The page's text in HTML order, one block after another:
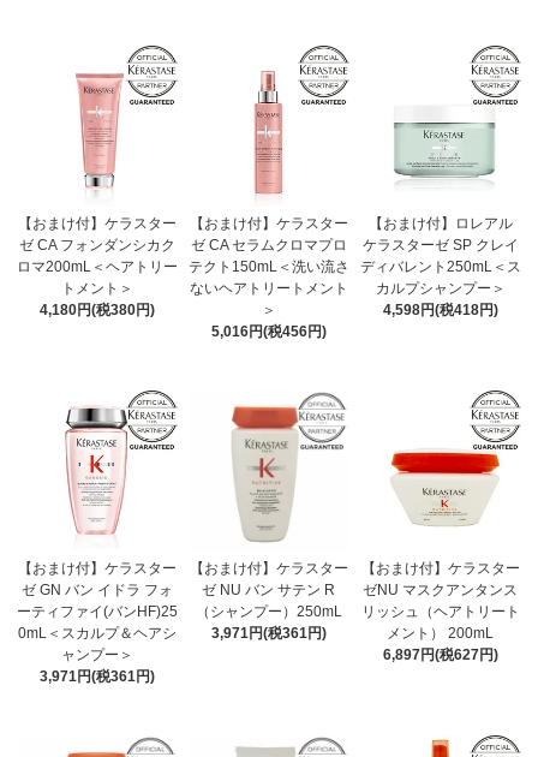
【おまけ付】ケラスター
ゼ CA フォンダンシカク
ロマ200mL＜ヘアトリー
トメント＞
4,180円(税380円)
【おまけ付】ケラスター
ゼ CA セラムクロマプロ
テクト150mL＜洗い流さ
ないヘアトリートメント
＞
5,016円(税456円)
【おまけ付】ロレアル
ケラスターゼ SP クレイ
ディバレント250mL＜ス
カルプシャンプー＞
4,598円(税418円)
【おまけ付】ケラスター
ゼ GN バン イドラ フォ
ーティファイ(バンHF)25
0mL＜スカルプ＆ヘアシ
ャンプー＞
3,971円(税361円)
【おまけ付】ケラスター
ゼ NU バン サテン R
（シャンプー）250mL
3,971円(税361円)
【おまけ付】ケラスター
ゼNU マスクアンタンス
リッシュ（ヘアトリート
メント） 200mL
6,897円(税627円)